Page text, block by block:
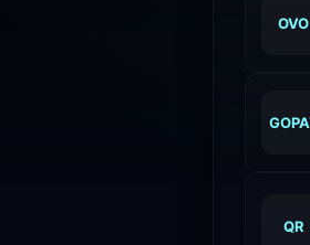
OVO
QR